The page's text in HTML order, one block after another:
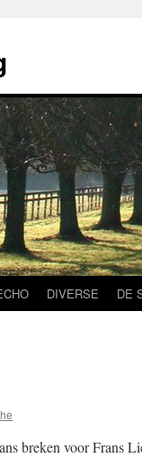
DIVERSE DE
breken voor Frans